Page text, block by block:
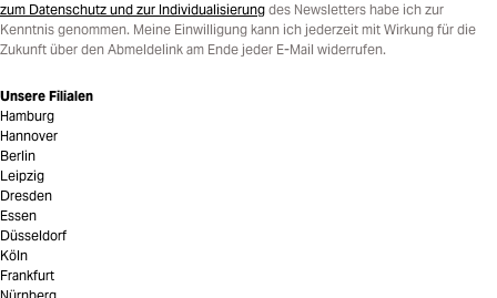
zum Datenschutz und zur Individualisierung des Newsletters habe ich zur
Kenntnis genommen. Meine Einwilligung kann ich jederzeit mit Wirkung für die
Zukunft über den Abmeldelink am Ende jeder E-Mail widerrufen.
Unsere Filialen
Hamburg
Hannover
Berlin
Leipzig
Dresden
Essen
Düsseldorf
Köln
Frankfurt